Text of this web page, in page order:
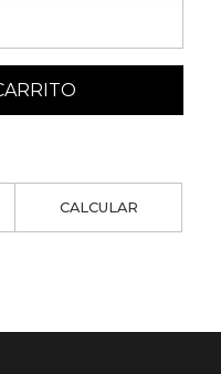
CALCULAR